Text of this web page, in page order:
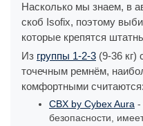
Насколько мы знаем, в
скоб Isofix, поэтому
которые крепятся
Из группы 1-2-3 (9-36 кг)
точечным ремнём,
комфортными считаются:
CBX by Cybex Aura -
безопасности,